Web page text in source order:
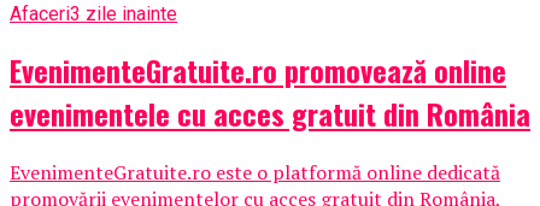
Afaceri3 zile inainte
EvenimenteGratuite.ro promovează online
evenimentele cu acces gratuit din România
EvenimenteGratuite.ro este o platformă online dedicată
promovării evenimentelor cu acces gratuit din România,